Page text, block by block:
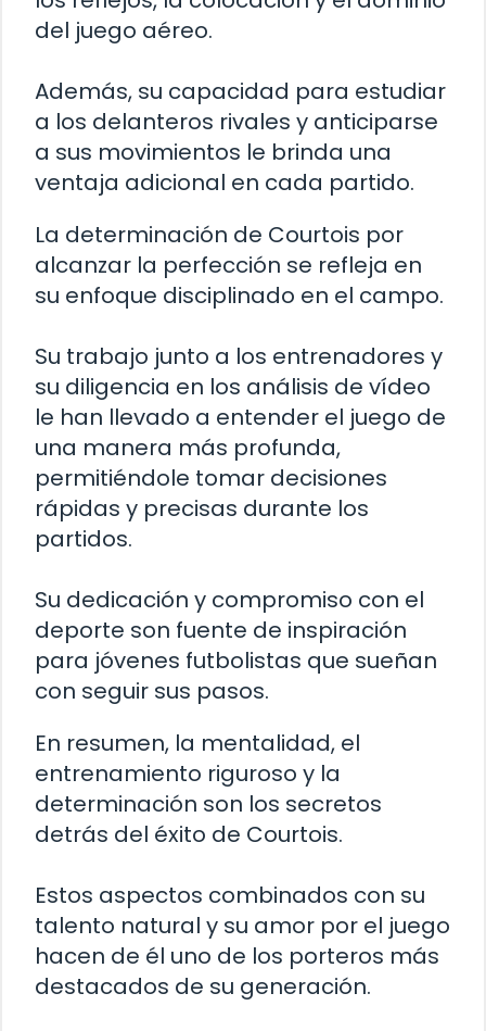
del juego aéreo.
Además, su capacidad para estudiar
a los delanteros rivales y anticiparse
a sus movimientos le brinda una
ventaja adicional en cada partido.
La determinación de Courtois por
alcanzar la perfección se refleja en
su enfoque disciplinado en el campo.
Su trabajo junto a los entrenadores y
su diligencia en los análisis de vídeo
le han llevado a entender el juego de
una manera más profunda,
permitiéndole tomar decisiones
rápidas y precisas durante los
partidos.
Su dedicación y compromiso con el
deporte son fuente de inspiración
para jóvenes futbolistas que sueñan
con seguir sus pasos.
En resumen, la mentalidad, el
entrenamiento riguroso y la
determinación son los secretos
detrás del éxito de Courtois.
Estos aspectos combinados con su
talento natural y su amor por el juego
hacen de él uno de los porteros más
destacados de su generación.